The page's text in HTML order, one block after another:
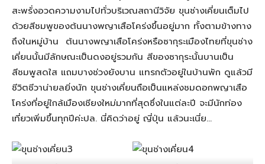
สะพรั่งอวดความงามไปทั่วบริเวณสถานีวิจัย ขุนช่างเคี่ยนเต็มไป
ด้วยสีชมพูของต้นนางพญาเสือโคร่งขึ้นอยู่มาก ทั้งตามข้างทาง
ถึงในหมู่บ้าน ต้นนางพญาเสือโคร่งหรือซากุระเมืองไทยที่ขุนช่าง
เคี่ยนนั้นมีลักษณะเป็นดงอยู่รวมกัน สีของซากุระนั้นบานเป็น
สีชมพูสดใส แถมบางช่วงยังบาน แทรกตัวอยู่ในบ้านพัก ดูแล้วมี
ชีวิตชีวาน่ายลยิ่งนัก ขุนช่างเคี่ยนถือเป็นแหล่งชมดอกพญาเสือ
โคร่งที่อยู่ใกล้เมืองเชียงใหม่มากที่สุดซึ่งในแต่ละปี จะมีนักท่อง
เที่ยวเพิ่มขึ้นทุกปีค่ะปล. นี่คิดว่าอยู่ ญี่ปุ่น แล้วนะเนี่ย…